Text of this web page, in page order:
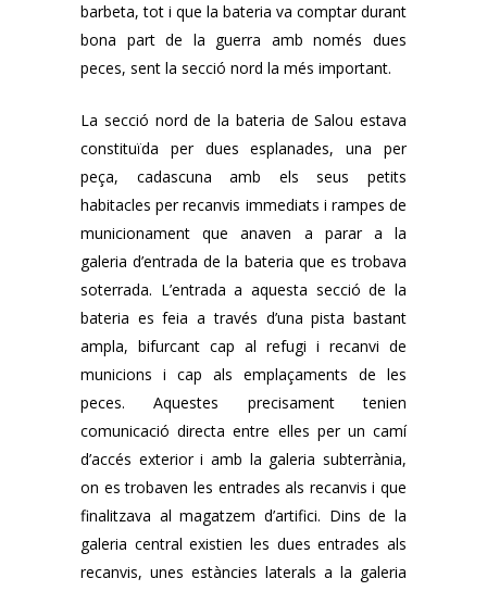
barbeta, tot i que la bateria va comptar durant
bona part de la guerra amb només dues
peces, sent la secció nord la més important.
La secció nord de la bateria de Salou estava
constituïda per dues esplanades, una per
peça, cadascuna amb els seus petits
habitacles per recanvis immediats i rampes de
municionament que anaven a parar a la
galeria d’entrada de la bateria que es trobava
soterrada. L’entrada a aquesta secció de la
bateria es feia a través d’una pista bastant
ampla, bifurcant cap al refugi i recanvi de
municions i cap als emplaçaments de les
peces. Aquestes precisament tenien
comunicació directa entre elles per un camí
d’accés exterior i amb la galeria subterrània,
on es trobaven les entrades als recanvis i que
finalitzava al magatzem d’artifici. Dins de la
galeria central existien les dues entrades als
recanvis, unes estàncies laterals a la galeria